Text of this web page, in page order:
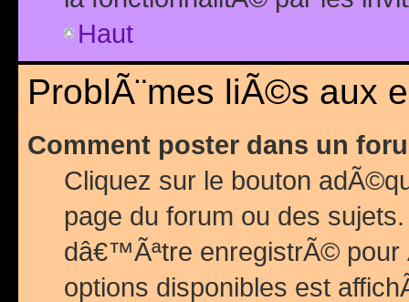
Haut
ProblÃ¨mes liÃ©s aux
Comment poster dans un
Cliquez sur le bouton
page du forum ou des
dâ€™Ãªtre enregistrÃ©
options disponibles est